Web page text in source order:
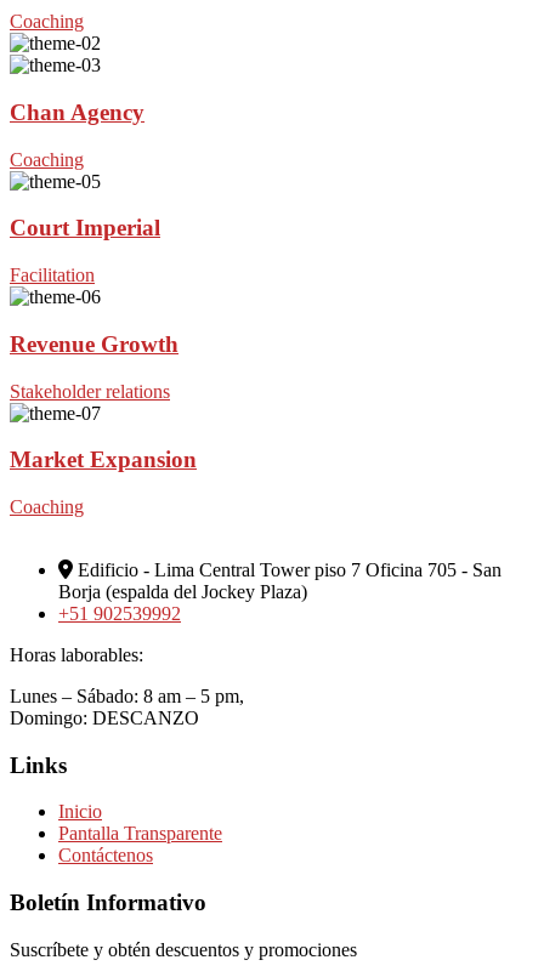
Coaching
Chan Agency
Coaching
Court Imperial
Facilitation
Revenue Growth
Stakeholder relations
Market Expansion
Coaching
Edificio - Lima Central Tower piso 7 Oficina 705 - San
Borja (espalda del Jockey Plaza)
+51 902539992
Horas laborables:
Lunes – Sábado: 8 am – 5 pm,
Domingo: DESCANZO
Links
Inicio
Pantalla Transparente
Contáctenos
Boletín Informativo
Suscríbete y obtén descuentos y promociones